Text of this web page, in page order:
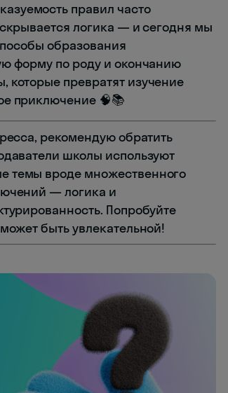
правил часто
логика — и сегодня мы
образования
форму по роду и окончанию
превратят изучение
приключение 🧠📚
рекомендую обратить
школы используют
темы вроде множественного
— логика и
Попробуйте
быть увлекательной!